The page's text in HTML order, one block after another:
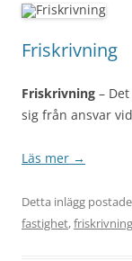
Friskrivning
Friskrivning –
sig från ansvar
Läs mer →
Detta inlägg
fastighet,friskrivning